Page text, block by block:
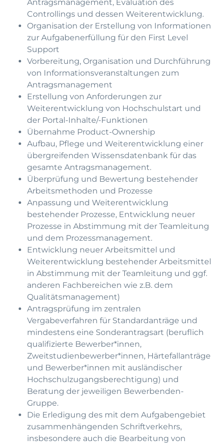
Antragsmanagement, Evaluation des
Controllings und dessen Weiterentwicklung.
Organisation der Erstellung von Informationen
zur Aufgabenerfüllung für den First Level
Support
Vorbereitung, Organisation und Durchführung
von Informationsveranstaltungen zum
Antragsmanagement
Erstellung von Anforderungen zur
Weiterentwicklung von Hochschulstart und
der Portal-Inhalte/-Funktionen
Übernahme Product-Ownership
Aufbau, Pflege und Weiterentwicklung einer
übergreifenden Wissensdatenbank für das
gesamte Antragsmanagement.
Überprüfung und Bewertung bestehender
Arbeitsmethoden und Prozesse
Anpassung und Weiterentwicklung
bestehender Prozesse, Entwicklung neuer
Prozesse in Abstimmung mit der Teamleitung
und dem Prozessmanagement.
Entwicklung neuer Arbeitsmittel und
Weiterentwicklung bestehender Arbeitsmittel
in Abstimmung mit der Teamleitung und ggf.
anderen Fachbereichen wie z.B. dem
Qualitätsmanagement)
Antragsprüfung im zentralen
Vergabeverfahren für Standardanträge und
mindestens eine Sonderantragsart (beruflich
qualifizierte Bewerber*innen,
Zweitstudienbewerber*innen, Härtefallanträge
und Bewerber*innen mit ausländischer
Hochschulzugangsberechtigung) und
Beratung der jeweiligen Bewerbenden-
Gruppe.
Die Erledigung des mit dem Aufgabengebiet
zusammenhängenden Schriftverkehrs,
insbesondere auch die Bearbeitung von